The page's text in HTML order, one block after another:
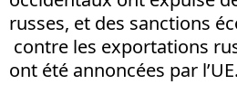
russes, et des sanctions
contre les exportations
ont été annoncées par l’UE.